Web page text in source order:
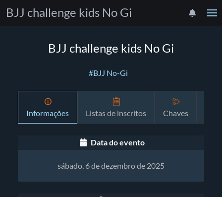
BJJ challenge kids No Gi
BJJ challenge kids No Gi
#BJJ No-Gi
Informações Listas de inscritos Chaves
Data do evento
sábado, 6 de dezembro de 2025